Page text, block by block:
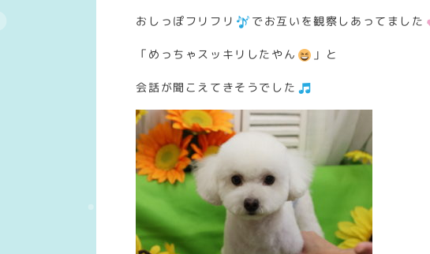
おしっぽフリフリ でお互いを観察しあってました
「めっちゃスッキリしたやん 」と
会話が聞こえてきそうでした